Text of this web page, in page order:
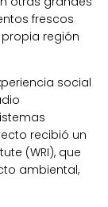
frescos
región
social
recibió un
(WRI), que
ambiental,